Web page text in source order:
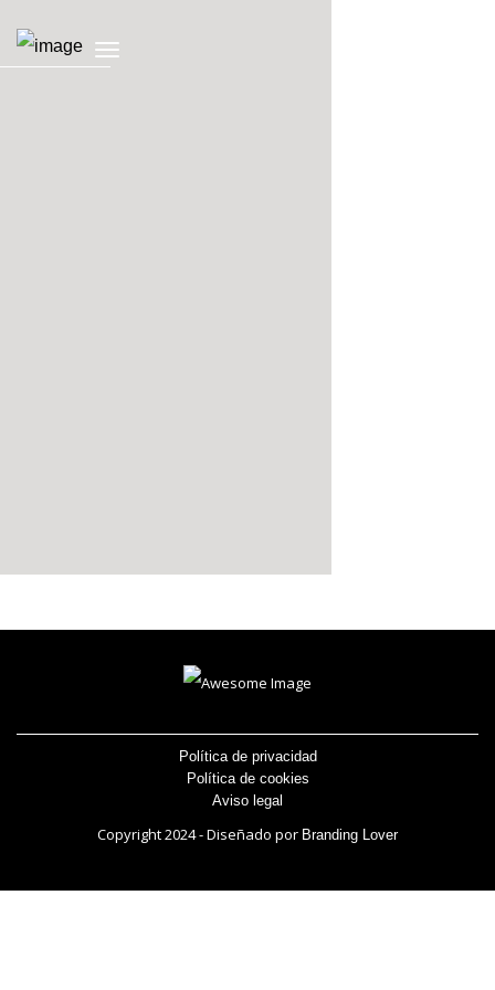
Política de privacidad
Política de cookies
Aviso legal
Copyright 2024 - Diseñado por Branding Lover